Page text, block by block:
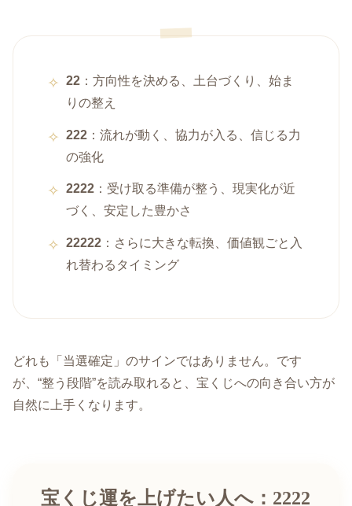
22 ：方向性を決める、土台づくり、始ま
りの整え
222 ：流れが動く、協力が入る、信じる力
の強化
2222 ：受け取る準備が整う、現実化が近
づく、安定した豊かさ
22222 ：さらに大きな転換、価値観ごと入
れ替わるタイミング
どれも「当選確定」のサインではありません。です
が、“整う段階”を読み取れると、宝くじへの向き合い方が
自然に上手くなります。
宝くじ運を上げたい人へ：2222